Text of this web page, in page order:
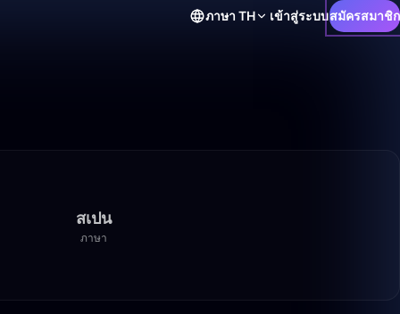
ภาษา TH เข้าสู่ระบบสมัครสมาชิก
สเปน
ภาษา